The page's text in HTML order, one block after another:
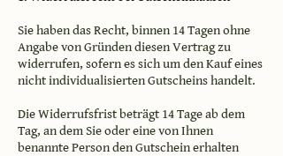
Sie haben das Recht, binnen 14 Tagen ohne
Angabe von Gründen diesen Vertrag zu
widerrufen, sofern es sich um den Kauf eines
nicht individualisierten Gutscheins handelt.
Die Widerrufsfrist beträgt 14 Tage ab dem
Tag, an dem Sie oder eine von Ihnen
benannte Person den Gutschein erhalten